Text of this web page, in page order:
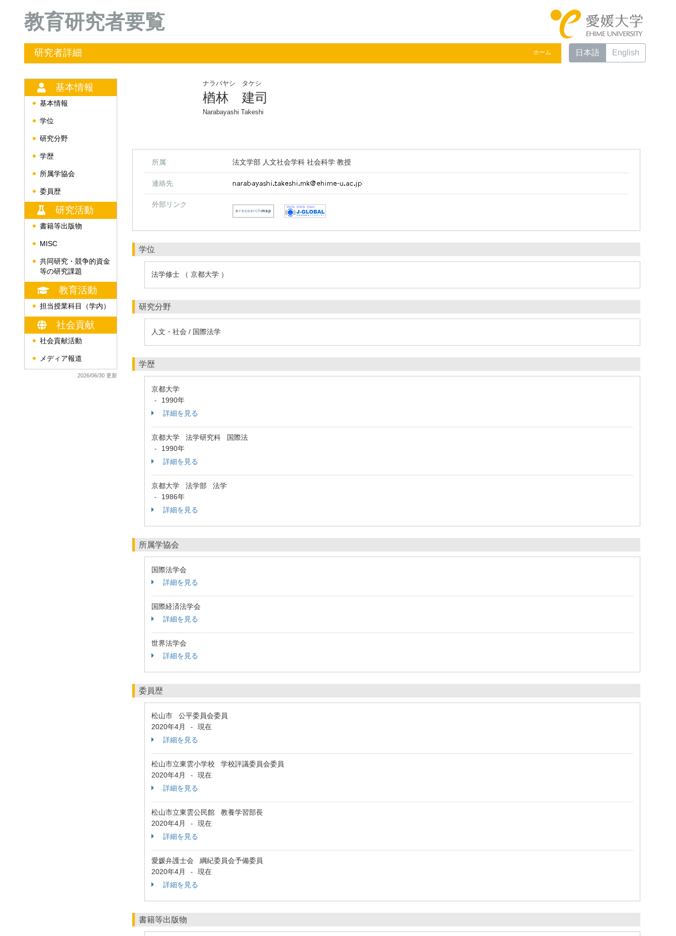
教育研究者要覧
研究者詳細 ホーム 日本語 English
基本情報
◆ 基本情報
◆ 学位
◆ 研究分野
◆ 学歴
◆ 所属学協会
◆ 委員歴
研究活動
◆ 書籍等出版物
◆ MISC
◆
共同研究・競争的資金
等の研究課題
教育活動
◆ 担当授業科目（学内）
社会貢献
◆ 社会貢献活動
◆ メディア報道
2026/06/30 更新
ナラバヤシ タケシ
楢林 建司
Narabayashi Takeshi
所属 法文学部 人文社会学科 社会科学 教授
連絡先
外部リンク
学位
法学修士 （ 京都大学 ）
研究分野
人文・社会 / 国際法学
学歴
京都大学
-
1990年
詳細を見る
京都大学 法学研究科 国際法
-
1990年
詳細を見る
京都大学 法学部 法学
-
1986年
詳細を見る
所属学協会
国際法学会
詳細を見る
国際経済法学会
詳細を見る
世界法学会
詳細を見る
委員歴
松山市 公平委員会委員
2020年4月
-
現在
詳細を見る
松山市立東雲小学校 学校評議委員会委員
2020年4月
-
現在
詳細を見る
松山市立東雲公民館 教養学習部長
2020年4月
-
現在
詳細を見る
愛媛弁護士会 綱紀委員会予備委員
2020年4月
-
現在
詳細を見る
書籍等出版物